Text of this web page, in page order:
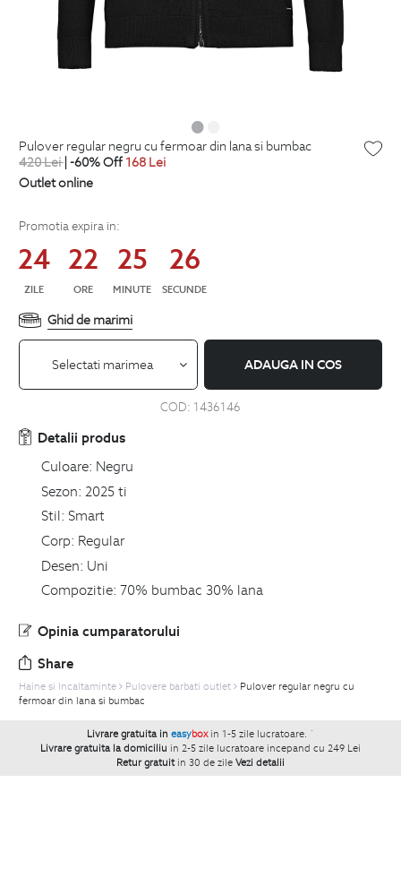
pulover regular negru cu fermoar din lana si bumbac
420Lei| -60% Off 168 Lei
Outlet online
Promotia expira in:
24
ZILE
22
ORE
25
MINUTE
25
SECUNDE
Ghid de marimi
Selectati marimea ADAUGA IN COS
COD: 1436146
Detalii produs
Culoare: Negru
Sezon: 2025 ti
Stil: Smart
Corp: Regular
Desen: Uni
Compozitie: 70% bumbac 30% lana
Opinia cumparatorului
Share
Haine si Incaltaminte Pulovere barbati outlet
Pulover regular negru cu
fermoar din lana si bumbac
Livrare gratuita in easybox in 1-5 zile lucratoare. `
Livrare gratuita la domiciliu in 2-5 zile lucratoare incepand cu 249 Lei
Retur gratuit in 30 de zile Vezi detalii